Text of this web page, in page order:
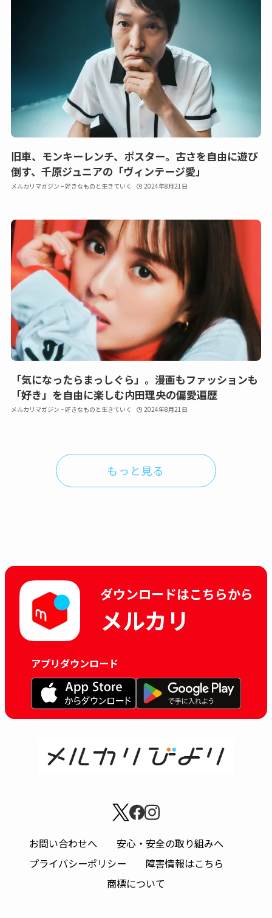
旧車、モンキーレンチ、ポスター。古さを自由に遊び
倒す、千原ジュニアの「ヴィンテージ愛」
メルカリマガジン – 好きなものと生きていく 2024年8月21日
「気になったらまっしぐら」。漫画もファッションも
「好き」を自由に楽しむ内田理央の偏愛遍歴
メルカリマガジン – 好きなものと生きていく 2024年8月21日
もっと見る
ダウンロードはこちらから
メルカリ
アプリダウンロード
お問い合わせへ
安心・安全の取り組みへ
プライバシーポリシー
障害情報はこちら
商標について